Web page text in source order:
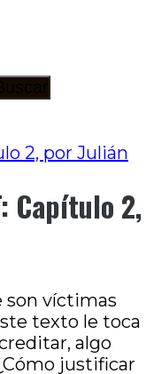
2, por Julián
Capítulo 2,
son víctimas
texto le toca
algo
justificar